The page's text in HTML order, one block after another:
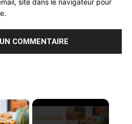
×